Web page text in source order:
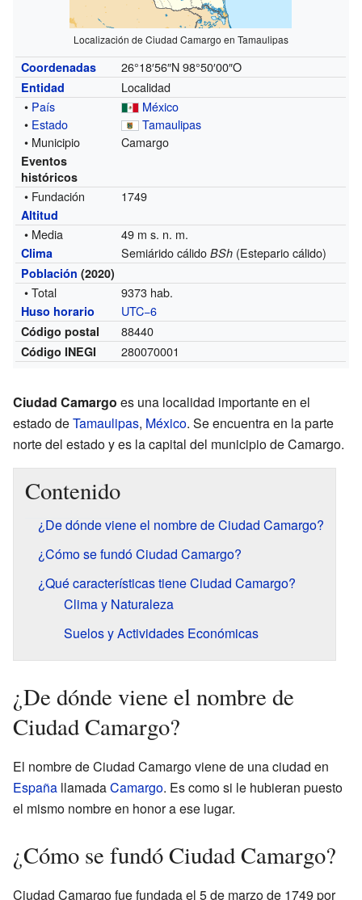
Localización de Ciudad Camargo en Tamaulipas
Coordenadas 26°18′56″N 98°50′00″O
Entidad
Localidad
• País
México
• Estado
Tamaulipas
• Municipio
Camargo
Eventos
históricos
• Fundación 1749
Altitud
• Media 49 m s. n. m.
Clima Semiárido cálidoBSh (Estepario cálido)
Población (2020)
• Total 9373 hab.
Huso horario UTC−6
Código postal 88440
Código INEGI 280070001
Ciudad Camargo es una localidad importante en el
estado deTamaulipas, México. Se encuentra en la parte
norte del estado y es la capital del municipio de Camargo.
Contenido
¿De dónde viene el nombre de Ciudad Camargo?
¿Cómo se fundó Ciudad Camargo?
¿Qué características tiene Ciudad Camargo?
Clima y Naturaleza
Suelos y Actividades Económicas
¿De dónde viene el nombre de
Ciudad Camargo?
El nombre de Ciudad Camargo viene de una ciudad en
España llamadaCamargo. Es como si le hubieran puesto
el mismo nombre en honor a ese lugar.
¿Cómo se fundó Ciudad Camargo?
Ciudad Camargo fue fundada el 5 de marzo de 1749 por